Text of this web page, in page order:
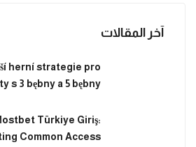
آخر المقالات
herní strategie pro
s 3 bębny a 5 bębny?
Türkiye Giriş:
Common Access